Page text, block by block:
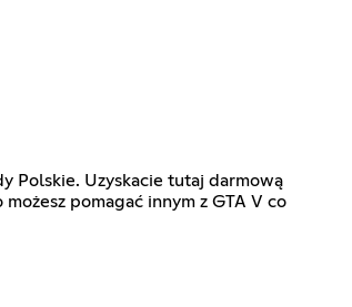
Polskie. Uzyskacie tutaj darmową
pomagać innym z GTA V co